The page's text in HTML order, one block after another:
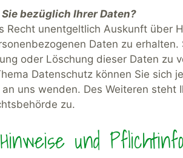
bezüglich Ihrer Daten?
Recht unentgeltlich Auskunft über
Daten zu
oder Löschung dieser Daten zu
Datenschutz können Sie sich
uns wenden. Des Weiteren steht
zu.
und